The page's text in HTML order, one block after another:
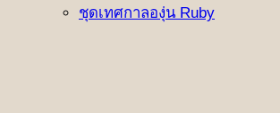
ชุดเทศกาลองุ่น Ruby